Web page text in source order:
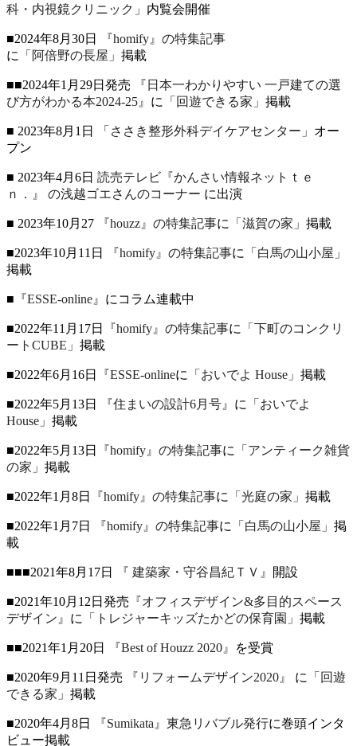
科・内視鏡クリニック」 内覧会開催
■2024年8月30日
『homify』の特集記事
に
「阿倍野の長屋」 掲載
■■2024年1月29日発売
『日本一わかりやすい 一戸建ての選
び方がわかる本2024-25』 に 「回遊できる家」 掲載
■ 2023年8月1日 「ささき整形外科デイケアセンター」 オー
プン
■ 2023年4月6日 読売テレビ『かんさい情報ネットｔｅ
ｎ．』 の浅越ゴエさんのコーナー に出演
■ 2023年10月27 『houzz』の特集記事に 「滋賀の家」 掲載
■2023年10月11日 『homify』の特集記事に
「白馬の山小屋」
掲載
■ 『ESSE-online』 にコラム連載中
■2022年11月17日 『homify』の特集記事に
「下町のコンクリ
ートCUBE」 掲載
■2022年6月16日 『ESSE-onlineに 「おいでよ House」 掲載
■2022年5月13日 『住まいの設計6月号』 に
「おいでよ
House」 掲載
■2022年5月13日 『homify』の特集記事に
「アンティーク雑貨
の家」 掲載
■2022年1月8日 『homify』の特集記事に 「光庭の家」 掲載
■2022年1月7日 『homify』の特集記事に 「白馬の山小屋」 掲
載
■■■2021年8月17日 『 建築家・守谷昌紀ＴＶ』 開設
■2021年10月12日発売 『オフィスデザイン&多目的スペース
デザイン』 に 「トレジャーキッズたかどの保育園」 掲載
■■2021年1月20日 『Best of Houzz 2020』 を受賞
■2020年9月11日発売 『リフォームデザイン2020』 に
「回遊
できる家」 掲載
■2020年4月8日 『Sumikata』東急リバブル発行に巻頭インタ
ビュー掲載